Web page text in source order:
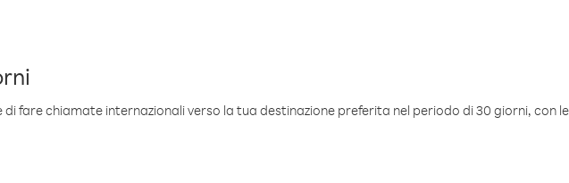
fare chiamate internazionali verso la tua destinazione preferita nel periodo di 30 giorni, con